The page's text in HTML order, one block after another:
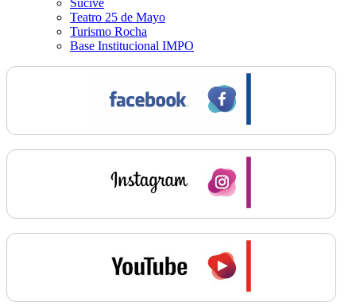
Sucive
Teatro 25 de Mayo
Turismo Rocha
Base Institucional IMPO